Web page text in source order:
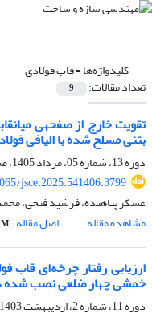
کلیدواژه‌ها =قاب فولادی
تعداد مقالات: 9
تقویت خارج از صفحه‍ی
بتنی مسلح شده با الیافی
دوره 13، شماره 05، مرداد 1405، صفحه
jsce.2025.541406.3799
عسکر پناهنده، فرشید فتحی،
مشاهده مقاله
اصل مقاله
ارزیابی رفتار چرخه‌ای قاب
خمشی چهار ضلعی نصب شده
دوره 11، شماره 2، اردیبهشت 1403، صفحه